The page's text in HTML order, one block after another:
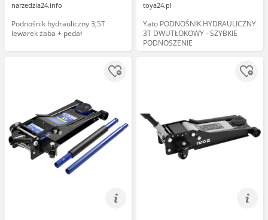
narzedzia24.info
Podnośnik hydrauliczny 3,5T
lewarek żaba + pedał
toya24.pl
Yato PODNOŚNIK HYDRAULICZNY
3T DWUTŁOKOWY - SZYBKIE
PODNOSZENIE